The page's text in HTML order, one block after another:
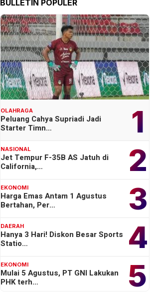
BULLETIN POPULER
1
OLAHRAGA
Peluang Cahya Supriadi Jadi
Starter Timn…
2
NASIONAL
Jet Tempur F-35B AS Jatuh di
California,…
3
EKONOMI
Harga Emas Antam 1 Agustus
Bertahan, Per…
4
DAERAH
Hanya 3 Hari! Diskon Besar Sports
Statio…
5
EKONOMI
Mulai 5 Agustus, PT GNI Lakukan
PHK terh…